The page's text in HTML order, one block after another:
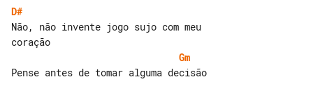
D#
Não, não invente jogo sujo com meu
Gm
Pense antes de tomar alguma decisão